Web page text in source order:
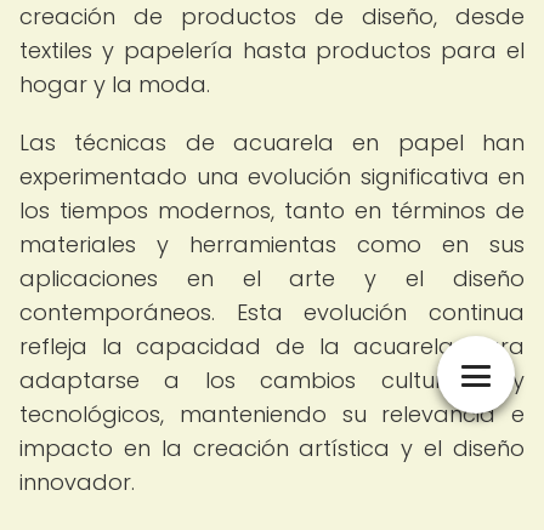
creación de productos de diseño, desde
textiles y papelería hasta productos para el
hogar y la moda.
Las técnicas de acuarela en papel han
experimentado una evolución significativa en
los tiempos modernos, tanto en términos de
materiales y herramientas como en sus
aplicaciones en el arte y el diseño
contemporáneos. Esta evolución continua
refleja la capacidad de la acuarela para
adaptarse a los cambios culturales y
tecnológicos, manteniendo su relevancia e
impacto en la creación artística y el diseño
innovador.